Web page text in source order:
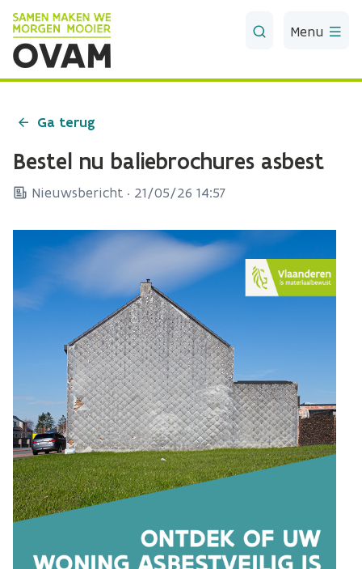
Skip to Main Content
Menu
Ga terug
Bestel nu baliebrochures asbest
Nieuwsbericht · 21/05/26 14:57